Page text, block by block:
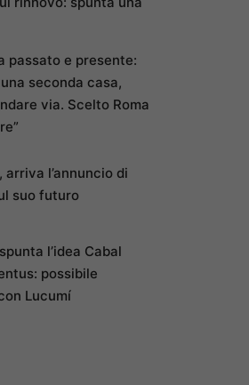
passato e presente:
seconda casa,
via. Scelto Roma
arriva l’annuncio di
suo futuro
l’idea Cabal
possibile
Lucumí